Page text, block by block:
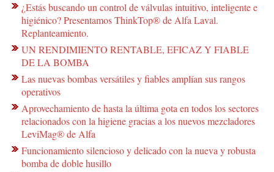
¿Estás buscando un control de válvulas intuitivo, inteligente e
higiénico? Presentamos ThinkTop® de Alfa Laval.
Replanteamiento.
UN RENDIMIENTO RENTABLE, EFICAZ Y FIABLE
DE LA BOMBA
Las nuevas bombas versátiles y fiables amplían sus rangos
operativos
Aprovechamiento de hasta la última gota en todos los sectores
relacionados con la higiene gracias a los nuevos mezcladores
LeviMag® de Alfa
Funcionamiento silencioso y delicado con la nueva y robusta
bomba de doble husillo